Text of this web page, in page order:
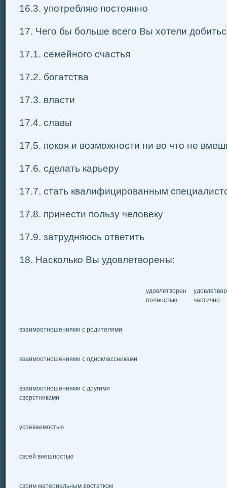
16.3. употребляю постоянно
17. Чего бы больше всего Вы хотели
17.1. семейного счастья
17.2. богатства
17.3. власти
17.4. славы
17.5. покоя и возможности ни во что не
17.6. сделать карьеру
17.7. стать квалифицированным
17.8. принести пользу человеку
17.9. затрудняюсь ответить
18. Насколько Вы удовлетворены:
удовлетворен
полностью
частично
взаимоотношениями с родителями
взаимоотношениями с одноклассниками
взаимоотношениями с другими
сверстниками
успеваемостью
своей внешностью
своим материальным достатком